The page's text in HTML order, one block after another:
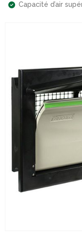
Capacité d’air